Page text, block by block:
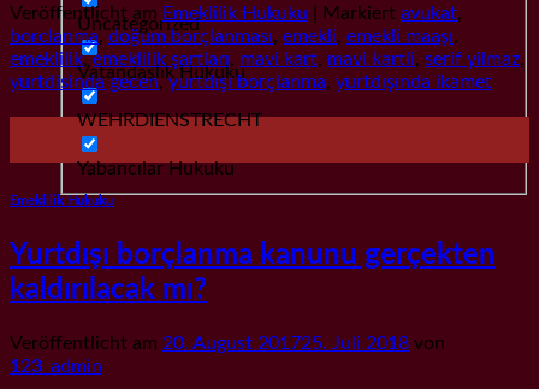
Uncategorized
Vatandaşlık Hukuku
WEHRDIENSTRECHT
Yabancılar Hukuku
Veröffentlicht am Emeklilik Hukuku Markiert avukat,
borclanma,doğum borçlanması, emekli, emekli maaşı,
emeklilik,emeklilik şartları, mavi kart, mavi kartli, serif yilmaz,
yurtdisinda gecen,yurtdışı borçlanma, yurtdışında ikamet
Emeklilik Hukuku
Yurtdışı borçlanma kanunu gerçekten
kaldırılacak mı?
Veröffentlicht am 20. August 201725. Juli 2018 von
123_admin